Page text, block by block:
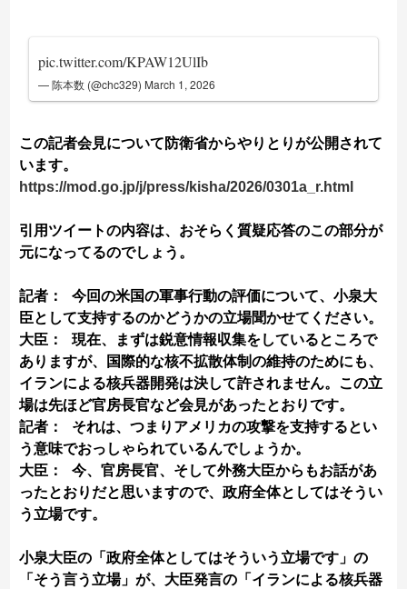
pic.twitter.com/KPAW12UlIb
— 陈本数 (@chc329) March 1, 2026
この記者会見について防衛省からやりとりが公開されて
います。
https://mod.go.jp/j/press/kisha/2026/0301a_r.html
引用ツイートの内容は、おそらく質疑応答のこの部分が
元になってるのでしょう。
記者： 今回の米国の軍事行動の評価について、小泉大
臣として支持するのかどうかの立場聞かせてください。
大臣： 現在、まずは鋭意情報収集をしているところで
ありますが、国際的な核不拡散体制の維持のためにも、
イランによる核兵器開発は決して許されません。この立
場は先ほど官房長官など会見があったとおりです。
記者： それは、つまりアメリカの攻撃を支持するとい
う意味でおっしゃられているんでしょうか。
大臣： 今、官房長官、そして外務大臣からもお話があ
ったとおりだと思いますので、政府全体としてはそうい
う立場です。
小泉大臣の「政府全体としてはそういう立場です」の
「そう言う立場」が、大臣発言の「イランによる核兵器